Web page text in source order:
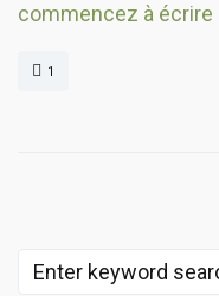
commencez à écrire
1